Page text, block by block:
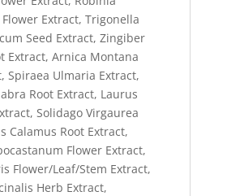
Extract, Trigonella
Seed Extract, Zingiber
Extract, Arnica Montana
Spiraea Ulmaria Extract,
Root Extract, Laurus
Solidago Virgaurea
Calamus Root Extract,
Flower Extract,
Flower/Leaf/Stem Extract,
Herb Extract,